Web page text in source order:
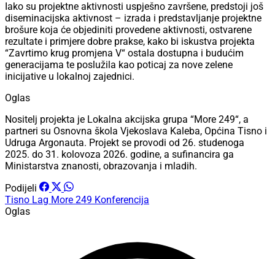
Iako su projektne aktivnosti uspješno završene, predstoji još
diseminacijska aktivnost – izrada i predstavljanje projektne
brošure koja će objediniti provedene aktivnosti, ostvarene
rezultate i primjere dobre prakse, kako bi iskustva projekta
“Zavrtimo krug promjena V“ ostala dostupna i budućim
generacijama te poslužila kao poticaj za nove zelene
inicijative u lokalnoj zajednici.
Oglas
Nositelj projekta je Lokalna akcijska grupa “More 249“, a
partneri su Osnovna škola Vjekoslava Kaleba, Općina Tisno i
Udruga Argonauta. Projekt se provodi od 26. studenoga
2025. do 31. kolovoza 2026. godine, a sufinancira ga
Ministarstva znanosti, obrazovanja i mladih.
Podijeli
Tisno Lag More 249 Konferencija
Oglas